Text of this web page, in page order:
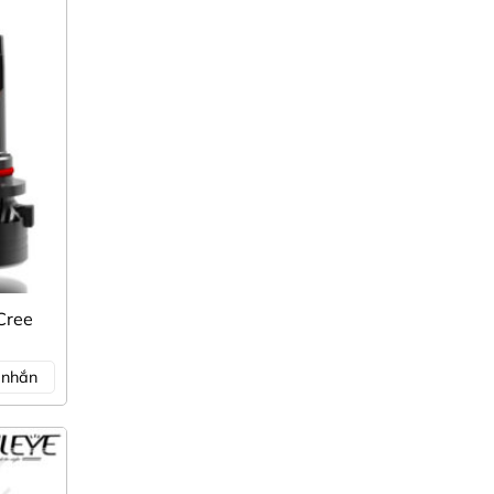
xe